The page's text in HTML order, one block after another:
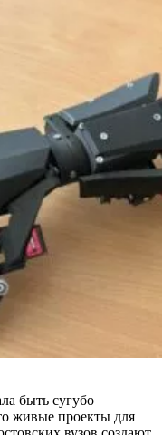
быть сугубо
живые проекты для